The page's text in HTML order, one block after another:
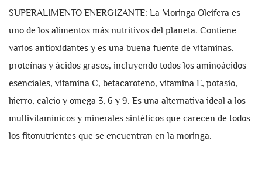
SUPERALIMENTO ENERGIZANTE: La Moringa Oleifera es
uno de los alimentos más nutritivos del planeta. Contiene
varios antioxidantes y es una buena fuente de vitaminas,
proteínas y ácidos grasos, incluyendo todos los aminoácidos
esenciales, vitamina C, betacaroteno, vitamina E, potasio,
hierro, calcio y omega 3, 6 y 9. Es una alternativa ideal a los
multivitamínicos y minerales sintéticos que carecen de todos
los fitonutrientes que se encuentran en la moringa.